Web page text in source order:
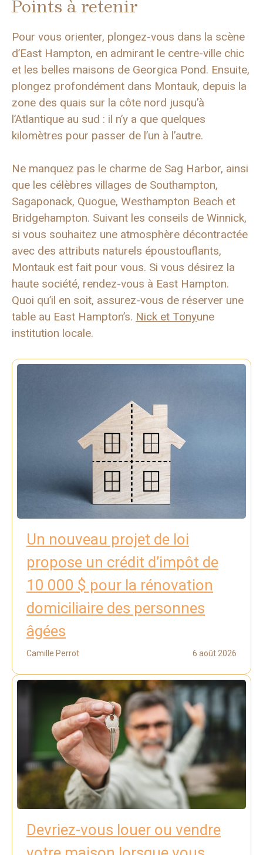
Points à retenir
Pour vous orienter, plongez-vous dans la scène
d’East Hampton, en admirant le centre-ville chic
et les belles maisons de Georgica Pond. Ensuite,
plongez profondément dans Montauk, depuis la
zone des quais sur la côte nord jusqu’à
l’Atlantique au sud : il n’y a que quelques
kilomètres pour passer de l’un à l’autre.
Ne manquez pas le charme de Sag Harbor, ainsi
que les célèbres villages de Southampton,
Sagaponack, Quogue, Westhampton Beach et
Bridgehampton. Suivant les conseils de Winnick,
si vous souhaitez une atmosphère décontractée
avec des attributs naturels époustouflants,
Montauk est fait pour vous. Si vous désirez la
haute société, rendez-vous à East Hampton.
Quoi qu’il en soit, assurez-vous de réserver une
table au East Hampton’s. Nick et Tonyune
institution locale.
Un nouveau projet de loi
propose un crédit d’impôt de
10 000 $ pour la rénovation
domiciliaire des personnes
âgées
Camille Perrot 6 août 2026
Devriez-vous louer ou vendre